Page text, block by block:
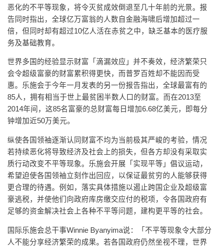
恶化的不平等现象，将令灭贫成效倒退至几十年前的光景。报
告同时指出，全球亿万富翁的人数自金融海啸后增加超过一
倍，但同时却有超过10亿人活在赤贫之中，缺乏基本的医疗服
务及基础教育。
世界多国的经验显示财富「滴漏效应」并不奏效，经济繁荣只
会令超级富豪的财富累积得更快，而普罗百姓却不能因而受
惠。乐施会于今年一月发表的另一份报告指出，全球最富有的
85人，拥有相当于世上最贫困半数人口的财富。而在2013至
2014年间，这85名富豪的总财富每日增加6.68亿美元，即每分
钟增加近50万美元。
纵使各国领袖逐渐认同财富不均为当前极其严峻的考验，情况
若持续恶化将导致经济及社会上的损失，但各方却没有采取实
质行动改变不平等现象。乐施会开展「实现平等」倡议运动，
希望迫使各国领袖立刻作出回应，以保证最贫穷的人能够获得
更合理的待遇。例如，落实具体措施以遏止跨国企业及超级富
豪逃税，并使他们向政府库房缴交应付的税项，令各国政府有
足够的资金解决社会上各种不平等问题，建构更平等的社会。
国际乐施会总干事Winnie Byanyima说：「不平等现象令大部分
人不能分享经济繁荣的成果。若各国政府仍然坐视不理，世界